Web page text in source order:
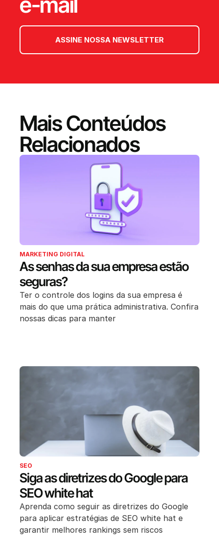
ASSINE NOSSA NEWSLETTER
Mais Conteúdos
Relacionados
MARKETING DIGITAL
As senhas da sua empresa estão
seguras?
Ter o controle dos logins da sua empresa é
mais do que uma prática administrativa. Confira
nossas dicas para manter
SEO
Siga as diretrizes do Google para
SEO white hat
Aprenda como seguir as diretrizes do Google
para aplicar estratégias de SEO white hat e
garantir melhores rankings sem riscos